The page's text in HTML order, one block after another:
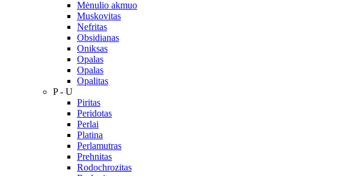
Mėnulio akmuo
Muskovitas
Nefritas
Obsidianas
Oniksas
Opalas
Opalas
Opalitas
P - U
Piritas
Peridotas
Perlai
Platina
Perlamutras
Prehnitas
Rodochrozitas